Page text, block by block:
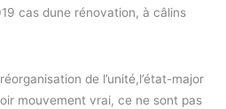
cas dune rénovation, à câlins
de l’unité,l’état-major
mouvement vrai, ce ne sont pas